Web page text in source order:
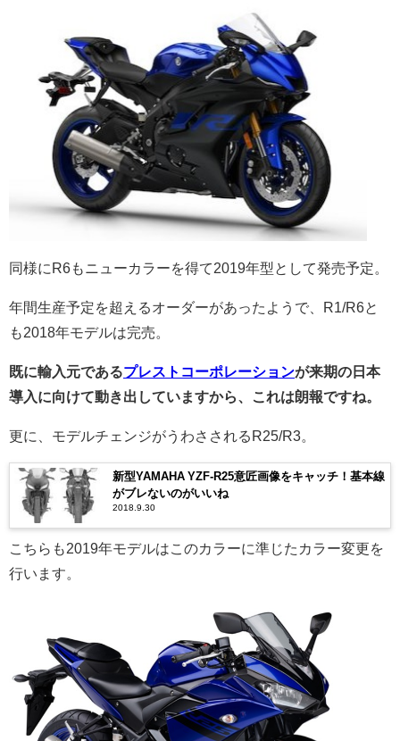
同様にR6もニューカラーを得て2019年型として発売予定。
年間生産予定を超えるオーダーがあったようで、
R1/R6と
も2018年モデルは完売。
既に輸入元であるプレストコーポレーションが来期の日本
導入に向けて動き出していますから、これは朗報ですね。
更に、モデルチェンジがうわさされるR25/R3。
新型YAMAHA YZF-R25意匠画像をキャッチ！基本線
がブレないのがいいね
2018.9.30
こちらも2019年モデルはこのカラーに準じたカラー変更を
行います。